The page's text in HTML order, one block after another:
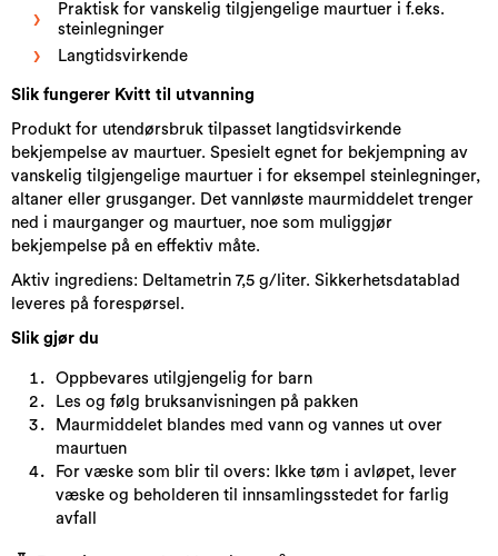
Praktisk for vanskelig tilgjengelige maurtuer i f.eks.
steinlegninger
Langtidsvirkende
Slik fungerer Kvitt til utvanning​
Produkt for utendørsbruk tilpasset langtidsvirkende
bekjempelse av maurtuer. Spesielt egnet for bekjempning av
vanskelig tilgjengelige maurtuer i for eksempel steinlegninger,
altaner eller grusganger. Det vannløste maurmiddelet trenger
ned i maurganger og maurtuer, noe som muliggjør
bekjempelse på en effektiv måte.
Aktiv ingrediens: Deltametrin 7,5 g/liter. Sikkerhetsdatablad
leveres på forespørsel.
Slik gjør du
Oppbevares utilgjengelig for barn
Les og følg bruksanvisningen på pakken
Maurmiddelet blandes med vann og vannes ut over
maurtuen
For væske som blir til overs: Ikke tøm i avløpet, lever
væske og beholderen til innsamlingsstedet for farlig
avfall